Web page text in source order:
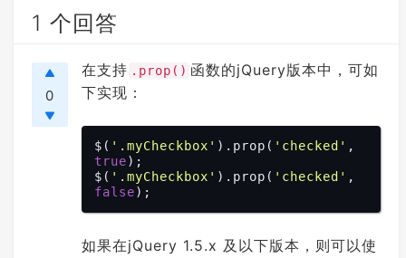
1 个回答
0
在支持 .prop() 函数的jQuery版本中，可如
下实现：
$( '.myCheckbox' ).prop( 'checked'
true);
$( '.myCheckbox' ).prop( 'checked'
false
如果在jQuery 1.5.x 及以下版本，则可以使